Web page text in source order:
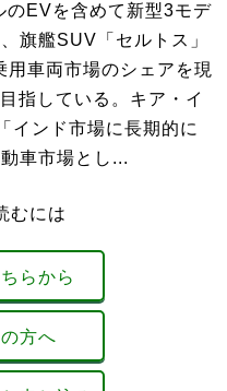
EVを含めて新型3モデ
旗艦SUV「セルトス」
車両市場のシェアを現
指している。キア・イ
インド市場に長期的に
車市場とし...
むには
らから
方へ